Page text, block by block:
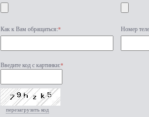
Как к Вам обращаться:* Номер
Введите код с картинки:*
перезагрузить код